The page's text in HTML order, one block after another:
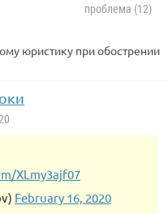
проблема (12)
юристику при обострении
XLmy3ajf07
February 16, 2020